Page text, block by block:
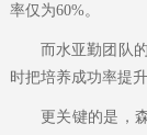
率仅为60%。
而水亚勤团队
时把培养成功率提
更关键的是，